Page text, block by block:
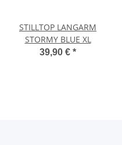
STILLTOP LANGARM
STORMY BLUE XL
39,90 € *